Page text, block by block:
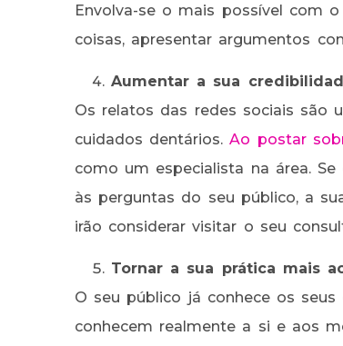
Envolva-se o mais possível com
coisas, apresentar argumentos
Aumentar a sua
Os relatos das redes sociais são
cuidados dentários.Ao postar
como um especialista na área.
às perguntas do seu público, a
irão considerar visitar o seu
Tornar a sua prática mais
O seu público já conhece os
conhecem realmente a si e aos